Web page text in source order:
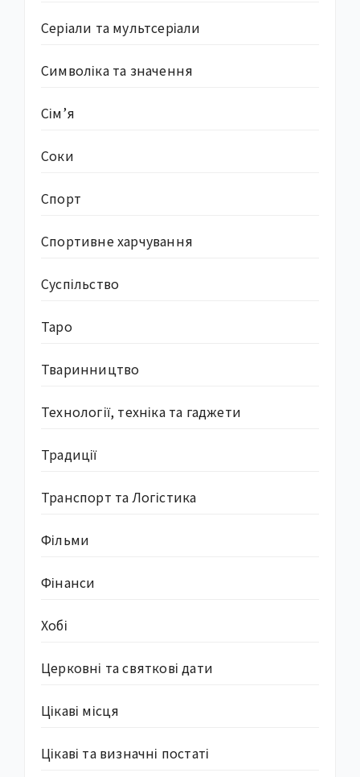
Серіали та мультсеріали
Символіка та значення
Сім’я
Соки
Спорт
Спортивне харчування
Суcпільство
Таро
Тваринництво
Технології, техніка та гаджети
Традиції
Транспорт та Логістика
Фільми
Фінанси
Хобі
Церковні та святкові дати
Цікаві місця
Цікаві та визначні постаті